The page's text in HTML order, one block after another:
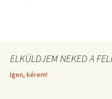
ELKÜLDJEM NEKED A
Igen, kérem!